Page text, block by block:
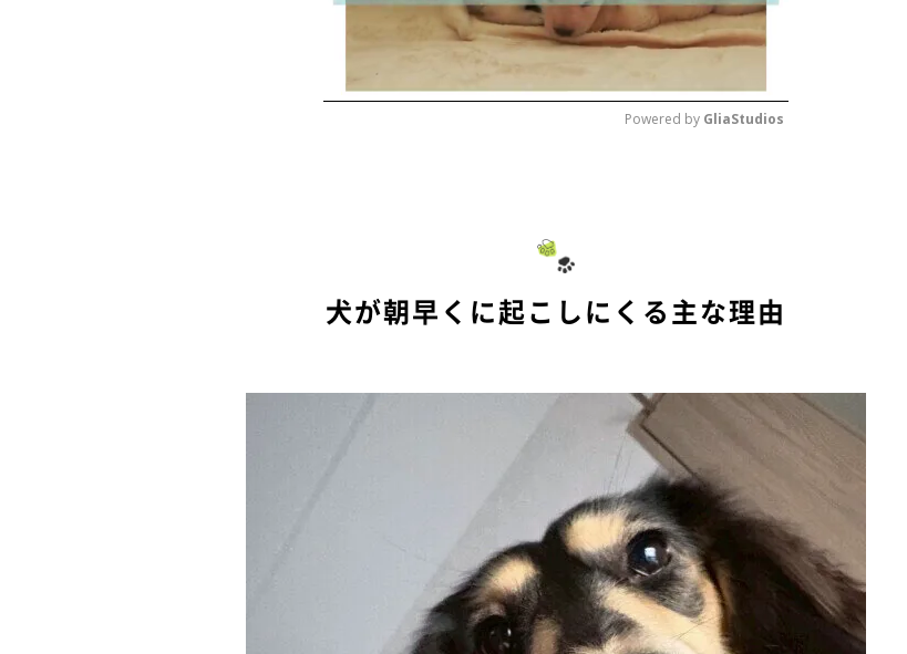
Powered by GliaStudios
犬が朝早くに起こしにくる主な理由